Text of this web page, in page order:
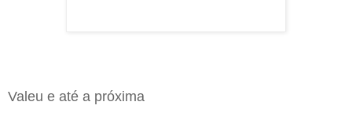
Valeu e até a próxima